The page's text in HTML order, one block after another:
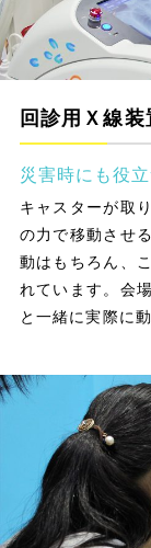
回診用Ｘ線
災害時にも役
キャスターが取
の力で移動させ
動はもちろん、
れています。会
と一緒に実際に